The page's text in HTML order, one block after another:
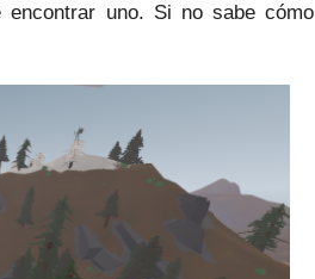
uno. Si no sabe cómo